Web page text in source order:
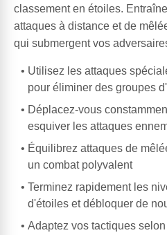
classement en étoiles.
attaques à distance et de
qui submergent vos
Utilisez les attaques
pour éliminer des groupes
Déplacez-vous
esquiver les attaques
Équilibrez attaques de
un combat polyvalent
Terminez rapidement les
d'étoiles et débloquer de
Adaptez vos tactiques